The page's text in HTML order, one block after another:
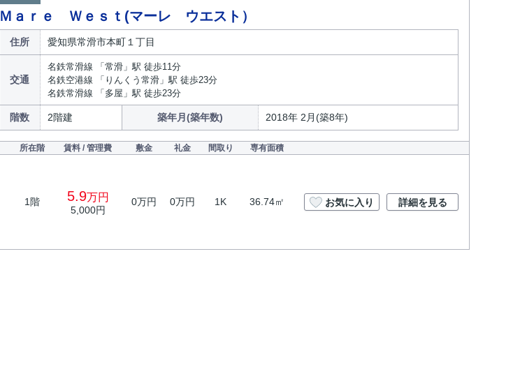
Ｍａｒｅ Ｗｅｓｔ(マーレ ウエスト）
住所 愛知県常滑市本町１丁目
交通
名鉄常滑線 「常滑」駅 徒歩11分
名鉄空港線 「りんくう常滑」駅 徒歩23分
名鉄常滑線 「多屋」駅 徒歩23分
階数 2階建 築年月(築年数) 2018年 2月(築8年)
所在階 賃料 / 管理費 敷金 礼金 間取り 専有面積
1階 5.9万円
5,000円
0万円 0万円 1K 36.74㎡ お気に入り 詳細を見る